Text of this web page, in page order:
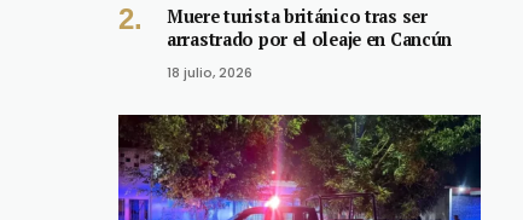
Muere turista británico tras ser
arrastrado por el oleaje en Cancún
18 julio, 2026